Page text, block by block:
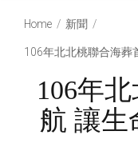
Home 新聞
106年北北桃聯合海葬
106年
航 讓生